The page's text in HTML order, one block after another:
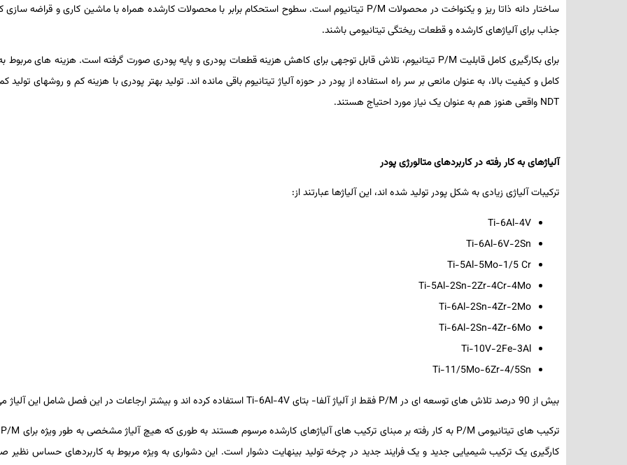
ساختار دانه ذاتا ریز و یکنواخت در محصولات P/M تیتانیوم است. سطوح استحکام برابر با محصولات کارشده همراه با ماشین­ کاری و قراضه
جذاب برای آلیاژهای کارشده و قطعات ریختگی تیتانیومی باشند.
برای بکارگیری کامل قابلیت P/M تیتانیوم، تلاش قابل­ توجهی برای کاهش هزینه قطعات پودری و پایه پودری صورت گرفته است. هزینه­ های مربوط به
کامل و کیفیت بالا، به عنوان مانعی بر سر راه استفاده از پودر در حوزه آلیاژ تیتانیوم باقی مانده ­اند. تولید بهتر پودری با هزینه کم و روش­های
NDT واقعی هنوز هم به عنوان یک نیاز مورد احتیاج هستند.
آلیاژهای به کار رفته در کاربردهای متالورژی پودر
ترکیبات آلیاژی زیادی به شکل پودر تولید شده ­اند، این آلیاژها عبارتند از:
Ti-6Al-4V
Ti-6Al-6V-2Sn
Ti-5Al-5Mo-1/5 Cr
Ti-5Al-2Sn-2Zr-4Cr-4Mo
Ti-6Al-2Sn-4Zr-2Mo
Ti-6Al-2Sn-4Zr-6Mo
Ti-10V-2Fe-3Al
Ti-11/5Mo-6Zr-4/5Sn
بیش از 90 درصد تلاش­ های توسعه ­ای در
P/M فقط از آلیاژ آلفا- بتایTi-6Al-4Vاستفاده کرده ­اند و بیشتر ارجاعات در این فصل شامل این
ترکیب­ های تیتانیومی P/M به کار رفته بر مبنای ترکیب­ های آلیاژهای کارشده مرسوم هستند به طوری­ که هیچ آلیاژ مشخصی به طور ویژه برای P/M
کارگیری یک ترکیب شیمیایی جدید و یک فرایند جدید در چرخه تولید بی­نهایت دشوار است. این دشواری به ویژه مربوط به کاربردهای حساس